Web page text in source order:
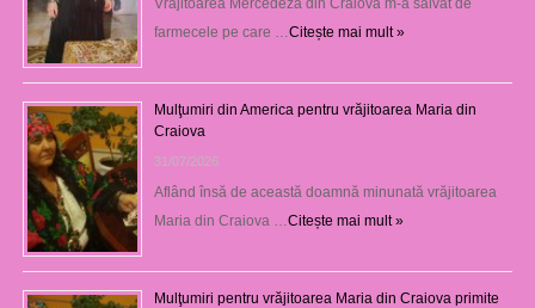
farmecele pe care … Citește mai mult »
Mulţumiri din America pentru vrăjitoarea Maria din
Craiova
31/07/2026
Aflând însă de această doamnă minunată vrăjitoarea
Maria din Craiova … Citește mai mult »
Mulţumiri pentru vrăjitoarea Maria din Craiova primite